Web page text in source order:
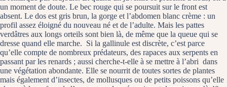
un moment de doute. Le bec rouge qui se poursuit sur le front est
absent. Le dos est gris brun, la gorge et l’abdomen blanc crème : un
profil assez éloigné du nouveau né et de l’adulte. Mais les pattes
verdâtres aux longs orteils sont bien là, de même que la queue qui se
dresse quand elle marche. Si la gallinule est discrète, c’est parce
qu’elle compte de nombreux prédateurs, des rapaces aux serpents en
passant par les renards ; aussi cherche-t-elle à se mettre à l’abri dans
une végétation abondante. Elle se nourrit de toutes sortes de plantes
mais également d’insectes, de mollusques ou de petits poissons qu’elle